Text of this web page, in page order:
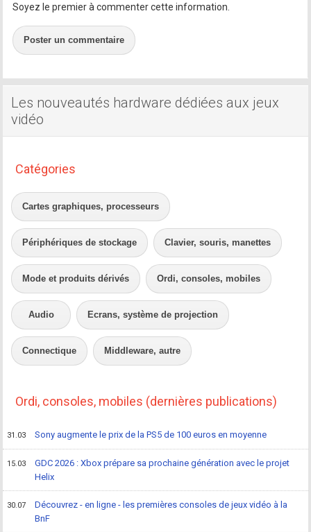
Soyez le premier à commenter cette information.
Poster un commentaire
Les nouveautés hardware dédiées aux jeux
vidéo
Catégories
Cartes graphiques, processeurs
Périphériques de stockage Clavier, souris, manettes
Mode et produits dérivés Ordi, consoles, mobiles
Audio Ecrans, système de projection
Connectique Middleware, autre
Ordi, consoles, mobiles (dernières publications)
31.03 Sony augmente le prix de la PS5 de 100 euros en moyenne
15.03
GDC 2026 : Xbox prépare sa prochaine génération avec le projet
Helix
30.07
Découvrez - en ligne - les premières consoles de jeux vidéo à la
BnF